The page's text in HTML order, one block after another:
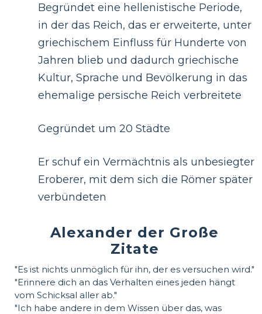
Begründet eine hellenistische Periode,
in der das Reich, das er erweiterte, unter
griechischem Einfluss für Hunderte von
Jahren blieb und dadurch griechische
Kultur, Sprache und Bevölkerung in das
ehemalige persische Reich verbreitete
Gegründet um 20 Städte
Er schuf ein Vermächtnis als unbesiegter
Eroberer, mit dem sich die Römer später
verbündeten
Alexander der Große
Zitate
"Es ist nichts unmöglich für ihn, der es versuchen wird."
"Erinnere dich an das Verhalten eines jeden hängt
vom Schicksal aller ab."
"Ich habe andere in dem Wissen über das, was